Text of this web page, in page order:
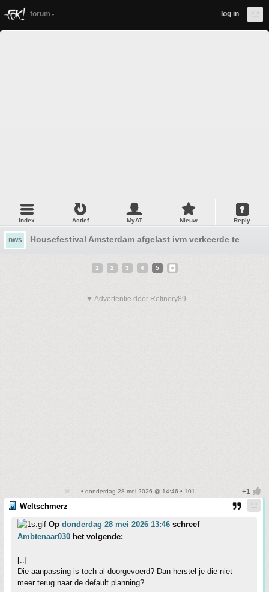
forum log in
Index Actief MyAT Nieuw Reply
nws Housefestival Amsterdam afgelast ivm verkeerde tent
1 2 3 4 5
▼ Advertentie door Refinery89
• donderdag 28 mei 2026 @ 14:46 • 101
Weltschmerz
Op donderdag 28 mei 2026 13:46 schreef
Ambtenaar030 het volgende:
[..]
Die aanpassing is toch al doorgevoerd? Dan herstel je die niet
meer terug naar de default planning?